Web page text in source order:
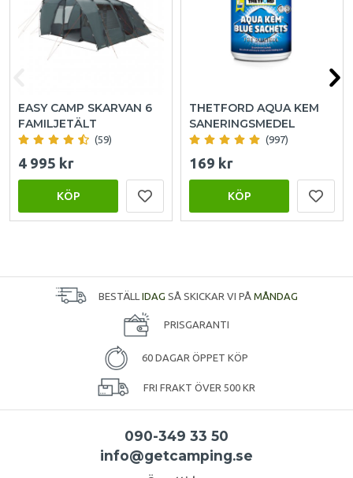
EASY CAMP SKARVAN 6
FAMILJETÄLT
(59)
4 995 kr
KÖP
THETFORD AQUA KEM
SANERINGSMEDEL
(997)
169 kr
KÖP
BESTÄLL IDAG SÅ SKICKAR VI PÅ MÅNDAG
PRISGARANTI
60 DAGAR ÖPPET KÖP
FRI FRAKT ÖVER 500 KR
090-349 33 50
info@getcamping.se